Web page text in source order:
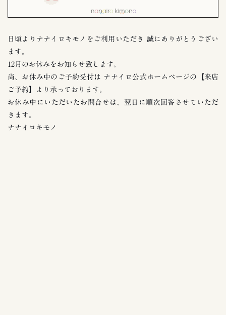
日頃よりナナイロキモノをご利用いただき 誠にありがとうござい
ます。
12月のお休みをお知らせ致します。
尚、お休み中のご予約受付は ナナイロ公式ホームページの【来店
ご予約】より承っております。
お休み中にいただいたお問合せは、翌日に順次回答させていただ
きます。
ナナイロキモノ